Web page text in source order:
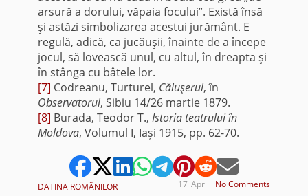
arsură a dorului, văpaia focului”. Există însă
şi astăzi simbolizarea acestui jurământ. E
regulă, adică, ca jucăuşii, înainte de a începe
jocul, să lovească unul, cu altul, în dreapta şi
în stânga cu bâtele lor.
[7] Codreanu, Turturel, Căluşerul, în
Observatorul, Sibiu 14/26 martie 1879.
[8] Burada, Teodor T., Istoria teatrului în
Moldova, Volumul I, Iași 1915, pp. 62-70.
DATINA ROMÂNILOR No Comments
Apr
17